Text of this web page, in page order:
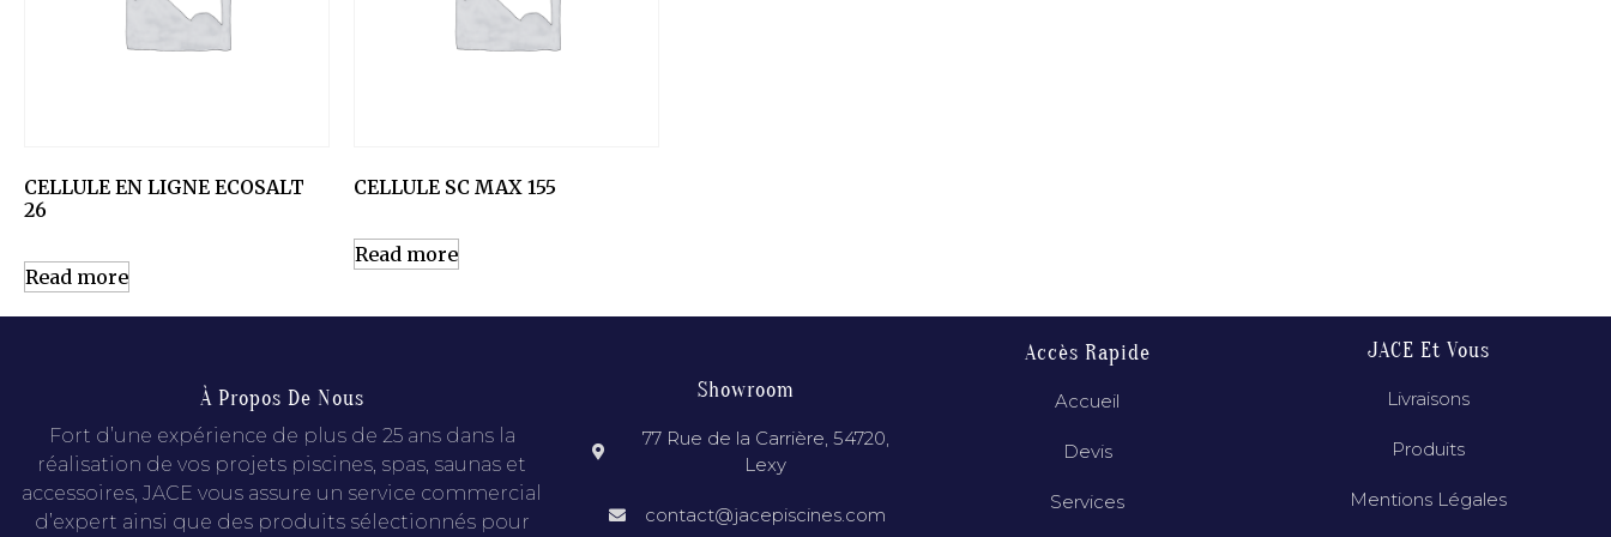
CELLULE EN LIGNE ECOSALT
26
Read more
CELLULE SC MAX 155
Read more
À Propos De Nous
Fort d’une expérience de plus de 25 ans dans la
réalisation de vos projets piscines, spas, saunas et
accessoires, JACE vous assure un service commercial
d’expert ainsi que des produits sélectionnés pour
Showroom
77 Rue de la Carrière, 54720,
Lexy
contact@jacepiscines.com
Accès Rapide
Accueil
Devis
Services
JACE Et Vous
Livraisons
Produits
Mentions Légales